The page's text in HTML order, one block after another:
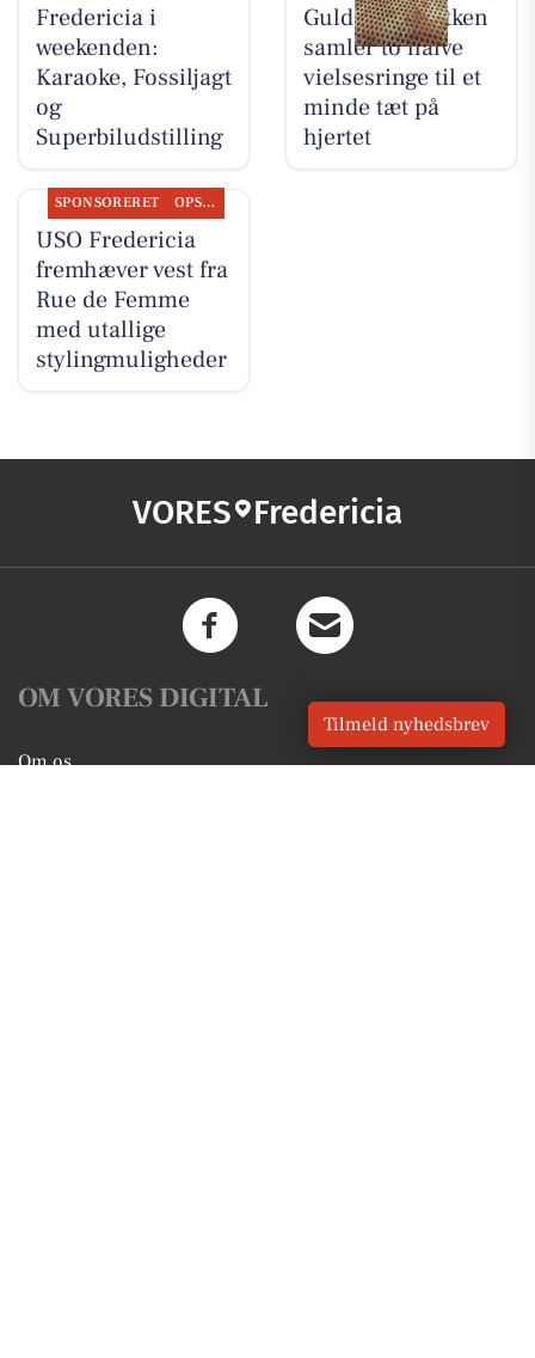
Fredericia i
weekenden:
Karaoke, Fossiljagt
og
Superbiludstilling
Guldsmed Lütken
samler to halve
vielsesringe til et
minde tæt på
hjertet
SPONSORERET OPSLAGSTAVLEN
USO Fredericia
fremhæver vest fra
Rue de Femme
med utallige
stylingmuligheder
VORES Fredericia
OM VORES DIGITAL
Om os
Tilmeld nyhedsbrev